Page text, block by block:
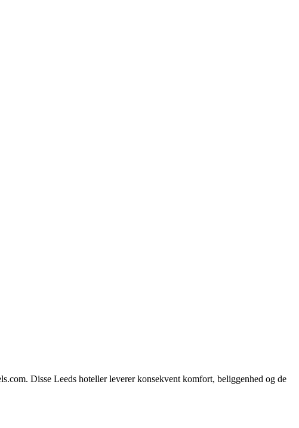
Disse Leeds hoteller leverer konsekvent komfort, beliggenhed og de